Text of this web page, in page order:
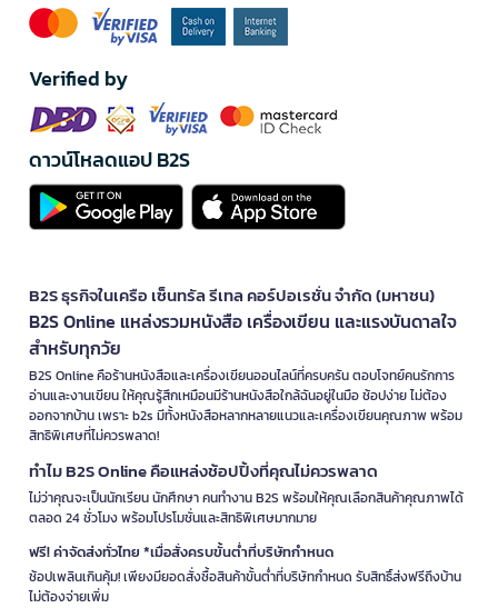
Verified by
ดาวน์โหลดแอป B2S
B2S ธุรกิจในเครือ เซ็นทรัล รีเทล คอร์ปอเรชั่น จำกัด (มหาชน)
B2S Online แหล่งรวมหนังสือ เครื่องเขียน และแรงบันดาลใจ
สำหรับทุกวัย
B2S Online คือร้านหนังสือและเครื่องเขียนออนไลน์ที่ครบครัน ตอบโจทย์คนรักการ
อ่านและงานเขียน ให้คุณรู้สึกเหมือนมีร้านหนังสือใกล้ฉันอยู่ในมือ ช้อปง่าย ไม่ต้อง
ออกจากบ้าน เพราะ b2s มีทั้งหนังสือหลากหลายแนวและเครื่องเขียนคุณภาพ พร้อม
สิทธิพิเศษที่ไม่ควรพลาด!
ทำไม B2S Online คือแหล่งช้อปปิ้งที่คุณไม่ควรพลาด
ไม่ว่าคุณจะเป็นนักเรียน นักศึกษา คนทำงาน B2S พร้อมให้คุณเลือกสินค้าคุณภาพได้
ตลอด 24 ชั่วโมง พร้อมโปรโมชั่นและสิทธิพิเศษมากมาย
ฟรี! ค่าจัดส่งทั่วไทย *เมื่อสั่งครบขั้นต่ำที่บริษัทกำหนด
ช้อปเพลินเกินคุ้ม! เพียงมียอดสั่งซื้อสินค้าขั้นต่ำที่บริษัทกำหนด รับสิทธิ์ส่งฟรีถึงบ้าน
ไม่ต้องจ่ายเพิ่ม